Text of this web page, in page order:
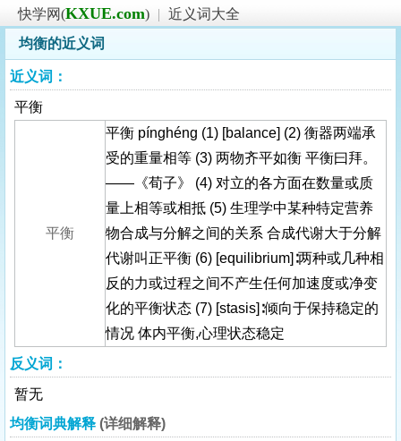
快学网(KXUE.com) | 近义词大全
均衡的近义词
近义词：
平衡
平衡
平衡 pínghéng (1) [balance] (2) 衡器两端承
受的重量相等 (3) 两物齐平如衡 平衡曰拜。
——《荀子》 (4) 对立的各方面在数量或质
量上相等或相抵 (5) 生理学中某种特定营养
物合成与分解之间的关系 合成代谢大于分解
代谢叫正平衡 (6) [equilibrium]∶两种或几种相
反的力或过程之间不产生任何加速度或净变
化的平衡状态 (7) [stasis]∶倾向于保持稳定的
情况 体内平衡,心理状态稳定
反义词：
暂无
均衡词典解释 (详细解释)